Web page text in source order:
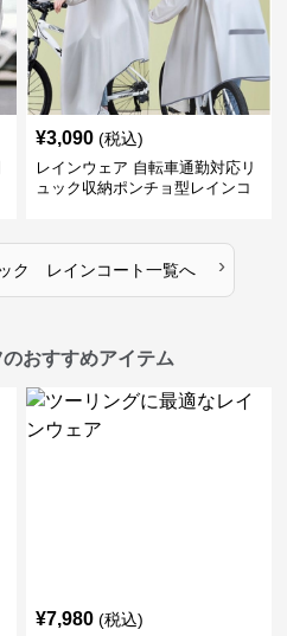
¥3,090 (税込)
レインウェア 自転車通勤対応リ
ュック収納ポンチョ型レインコ
ク レインコート一覧へ ›
おすすめアイテム
¥7,980 (税込)